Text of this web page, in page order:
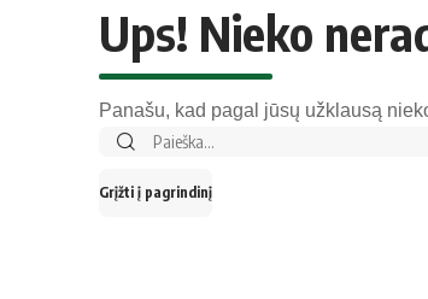
Ups! Nieko
Panašu, kad pagal jūsų užklausą
Grįžti į pagrindinį